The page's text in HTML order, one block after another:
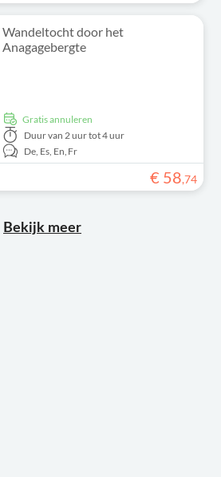
Wandeltocht door het
Anagagebergte
Gratis annuleren
Duurvan 2 uur tot 4 uur
De, Es, En, Fr
€ 58,74
Bekijk meer